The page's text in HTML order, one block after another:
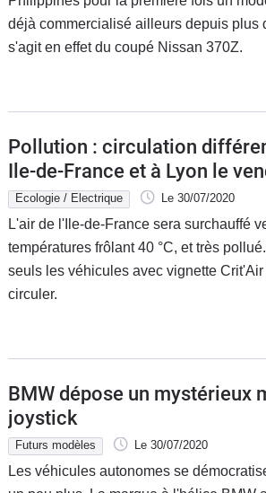
déjà commercialisé ailleurs depuis plus
s'agit en effet du coupé Nissan 370Z.
Pollution : circulation
Ile-de-France et à Lyon le
31 juillet
Ecologie / Electrique Le 30/07/2020
L'air de l'Ile-de-France sera surchauffé
températures frôlant 40 °C, et très
seuls les véhicules avec vignette
circuler.
BMW dépose un mystérieux
joystick
Futurs modèles Le 30/07/2020
Les véhicules autonomes se